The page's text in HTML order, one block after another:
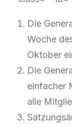
Die
Woche
Oktober
Die
einfacher
alle